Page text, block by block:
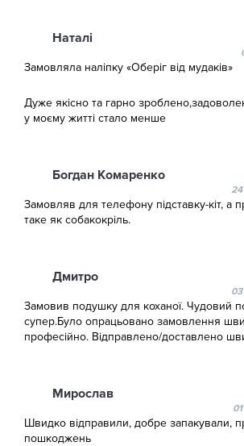
Наталі
Замовляла наліпку «Оберіг від мудаків»
Дуже якісно та гарно
у моєму житті стало менше
Богдан Комаренко
24
Замовляв для телефону підставку-кіт, а
таке як собакокріль.
Дмитро
Замовив подушку для коханої. Чудовий
супер.Було опрацьовано замовлення
професійно. Відправлено/доставлено
Мирослав
Швидко відправили, добре запакували,
пошкоджень